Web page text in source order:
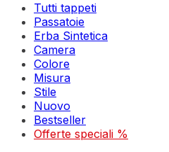
Tutti tappeti
Passatoie
Erba Sintetica
Camera
Colore
Misura
Stile
Nuovo
Bestseller
Offerte speciali %